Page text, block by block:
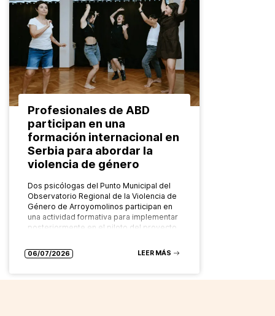
Profesionales de ABD
participan en una
formación internacional en
Serbia para abordar la
violencia de género
Dos psicólogas del Punto Municipal del
Observatorio Regional de la Violencia de
Género de Arroyomolinos participan en
una actividad formativa para implementar
posteriormente en el piloto del proyecto
06/07/2026 LEER MÁS